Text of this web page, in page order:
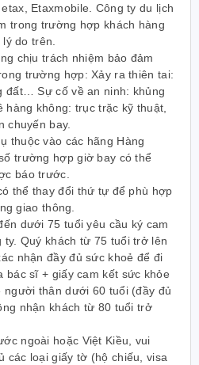
Etaxmobile. Công ty du lịch
trong trường hợp khách hàng
do trên.
chịu trách nhiệm bảo đảm
trường hợp: Xảy ra thiên tai:
đất… Sự cố về an ninh: khủng
hàng không: trục trặc kỹ thuật,
chuyến bay.
thuộc vào các hãng Hàng
trường hợp giờ bay có thể
báo trước.
thể thay đổi thứ tự để phù hợp
giao thông.
dưới 75 tuổi yêu cầu ký cam
ty. Quý khách từ 75 tuổi trở lên
nhận đầy đủ sức khoẻ để đi
bác sĩ + giấy cam kết sức khỏe
người thân dưới 60 tuổi (đầy đủ
nhận khách từ 80 tuổi trở
ngoài hoặc Việt Kiều, vui
các loại giấy tờ (hộ chiếu, visa